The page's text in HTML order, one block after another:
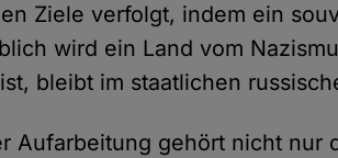
Ziele verfolgt, indem ein
wird ein Land vom
bleibt im staatlichen
Aufarbeitung gehört nicht nur